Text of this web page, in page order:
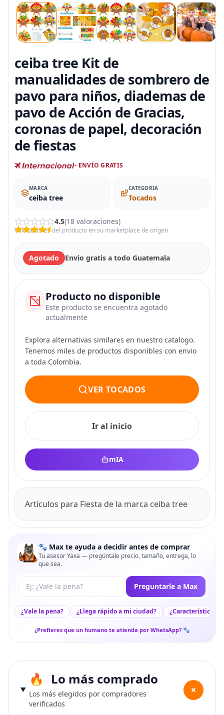
ceiba tree Kit de
manualidades de sombrero de
pavo para niños, diademas de
pavo de Acción de Gracias,
coronas de papel, decoración
de fiestas
- ENVÍO GRATIS
MARCA
ceiba tree
CATEGORIA
Tocados
4.5(18 valoraciones)
Valoraciones del producto en su marketplace de origen
Agotado Envio gratis a todo Guatemala
Producto no disponible
Este producto se encuentra agotado
actualmente
Explora alternativas similares en nuestro catalogo.
Tenemos miles de productos disponibles con envio
a toda Colombia.
VER TOCADOS
Ir al inicio
mIA
Artículos para Fiesta de la marca ceiba tree
🐾 Max te ayuda a decidir antes de comprar
Tu asesor Yaxa — pregúntale precio, tamaño, entrega, lo
que sea.
Tu pregunta a Max Preguntarle a Max
¿Vale la pena? ¿Llega rápido a mi ciudad? ¿Características
¿Prefieres que un humano te atienda por WhatsApp? 🐾
Lo más comprado
Los más elegidos por compradores
verificados
+